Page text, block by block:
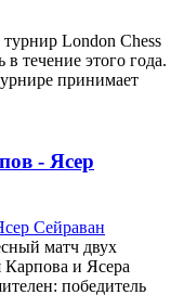
турнир London Chess
течение этого года.
принимает
- Ясер
матч двух
и Ясера
победитель